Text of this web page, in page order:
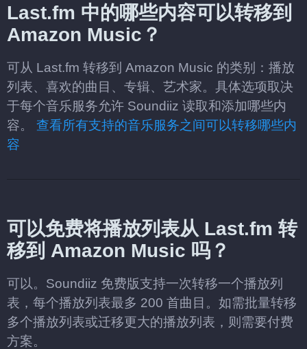
Last.fm 中的哪些内容可以转移到
Amazon Music？
可从 Last.fm 转移到 Amazon Music 的类别：播放
列表、喜欢的曲目、专辑、艺术家。具体选项取决
于每个音乐服务允许 Soundiiz 读取和添加哪些内
容。 查看所有支持的音乐服务之间可以转移哪些内
容
可以免费将播放列表从 Last.fm 转
移到 Amazon Music 吗？
可以。Soundiiz 免费版支持一次转移一个播放列
表，每个播放列表最多 200 首曲目。如需批量转移
多个播放列表或迁移更大的播放列表，则需要付费
方案。